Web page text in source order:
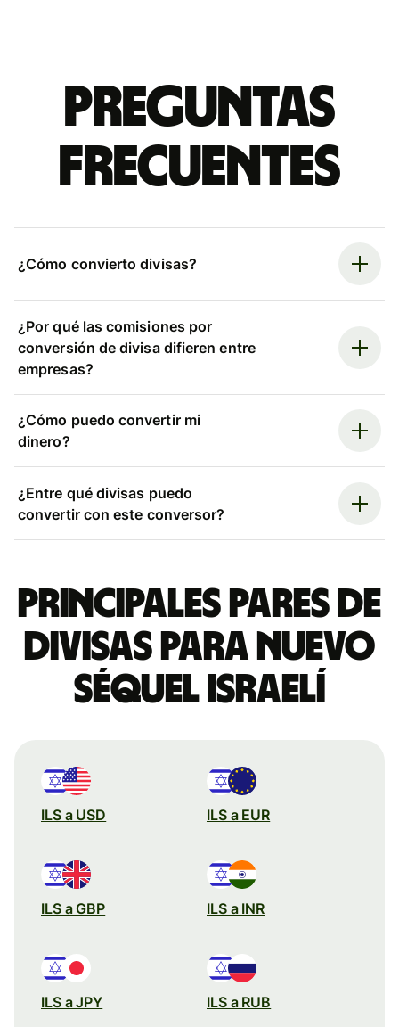
Preguntas
frecuentes
¿Cómo convierto divisas?
¿Por qué las comisiones por
conversión de divisa difieren entre
empresas?
¿Cómo puedo convertir mi
dinero?
¿Entre qué divisas puedo
convertir con este conversor?
Principales pares de
divisas para nuevo
séquel israelí
ILS a USD ILS a EUR
ILS a GBP ILS a INR
ILS a JPY ILS a RUB